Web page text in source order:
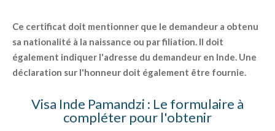
Ce certificat doit mentionner que le demandeur a obtenu
sa nationalité à la naissance ou par filiation. Il doit
également indiquer l'adresse du demandeur en Inde. Une
déclaration sur l'honneur doit également être fournie.
Visa Inde Pamandzi : Le formulaire à
compléter pour l'obtenir